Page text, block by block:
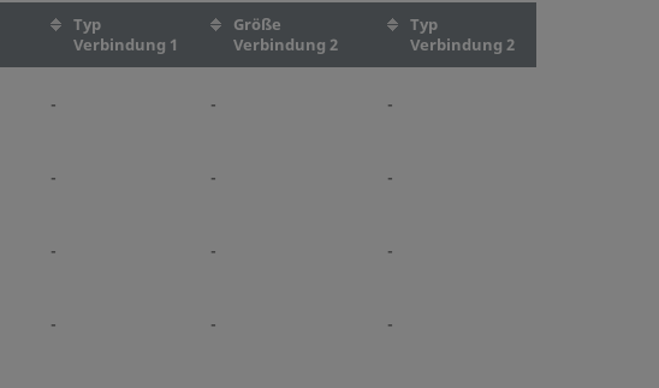
Typ
Verbindung 1
Größe
Verbindung 2
Typ
Verbindung 2
- - -
- - -
- - -
- - -